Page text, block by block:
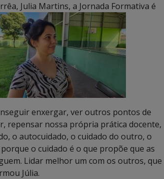
Julia Martins, a Jornada Formativa é
enxergar, ver outros pontos de
repensar nossa própria prática docente,
o autocuidado, o cuidado do outro, o
o cuidado é o que propõe que as
Lidar melhor um com os outros, que
Júlia.